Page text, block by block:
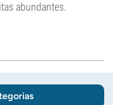
abundantes.